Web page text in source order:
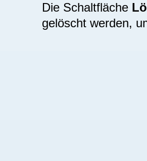
Die Schaltfläche
gelöscht werden,